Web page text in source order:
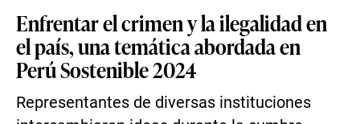
Enfrentar el crimen y la ilegalidad en
el país, una temática abordada en
Perú Sostenible 2024
Representantes de diversas instituciones